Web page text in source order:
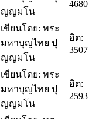
ญญมโน
4680
เขียนโดย: พระ
มหาบุญไทย ปุ
ญญมโน
ฮิต:
3507
เขียนโดย: พระ
มหาบุญไทย ปุ
ญญมโน
ฮิต:
2593